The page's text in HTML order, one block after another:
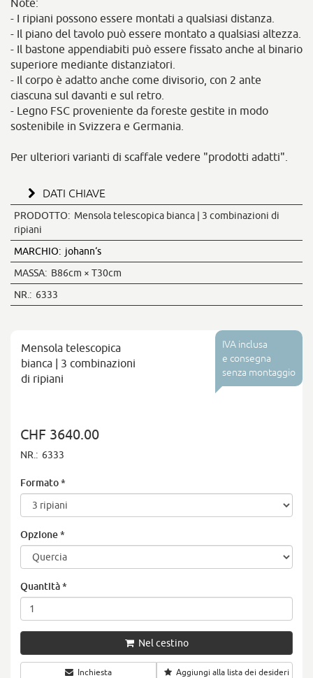
Note:
- I ripiani possono essere montati a qualsiasi distanza.
- Il piano del tavolo può essere montato a qualsiasi altezza.
- Il bastone appendiabiti può essere fissato anche al binario
superiore mediante distanziatori.
- Il corpo è adatto anche come divisorio, con 2 ante
ciascuna sul davanti e sul retro.
- Legno FSC proveniente da foreste gestite in modo
sostenibile in Svizzera e Germania.
Per ulteriori varianti di scaffale vedere "prodotti adatti".
DATI CHIAVE
PRODOTTO: Mensola telescopica bianca | 3 combinazioni di
ripiani
MARCHIO: johann‘s
MASSA: B86cm × T30cm
NR.: 6333
IVA inclusa
e consegna
senza montaggio
Mensola telescopica
bianca | 3 combinazioni
di ripiani
CHF 3640.00
NR.: 6333
Formato*
Opzione*
Quantità*
Nel cestino
Inchiesta Aggiungi alla lista dei desideri